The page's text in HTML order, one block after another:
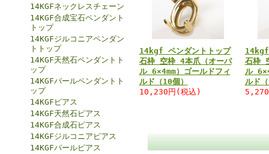
14KGFネックレスチェーン
14KGF合成宝石ペンダント
トップ
14KGFジルコニアペンダン
トトップ
14KGF天然石ペンダントト
ップ
14KGFパールペンダントト
ップ
14KGFピアス
14KGF天然石ピアス
14KGF合成石ピアス
14KGFジルコニアピアス
14KGFパールピアス
14kgf ペンダントトップ
石枠 空枠 4本爪（オーバ
ル 6×4mm）ゴールドフィ
ルド（10個）
10,230円(税込)
14kgf
石枠
ル
ルド